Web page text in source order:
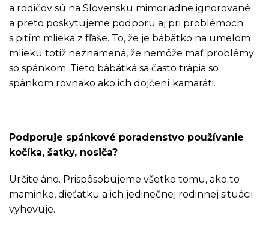
a rodičov sú na Slovensku mimoriadne ignorované
a preto poskytujeme podporu aj pri problémoch
s pitím mlieka z fľaše. To, že je bábätko na umelom
mlieku totiž neznamená, že nemôže mať problémy
so spánkom. Tieto bábätká sa často trápia so
spánkom rovnako ako ich dojčení kamaráti.
Podporuje spánkové poradenstvo používanie
kočíka, šatky, nosiča?
Určite áno. Prispôsobujeme všetko tomu, ako to
maminke, dieťatku a ich jedinečnej rodinnej situácii
vyhovuje.